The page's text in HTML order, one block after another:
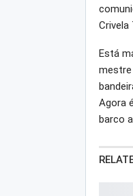
Crivela
Está
mestre
Agora
barco